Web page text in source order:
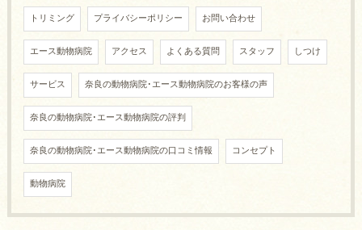
トリミング プライバシーポリシー お問い合わせ
エース動物病院 アクセス よくある質問 スタッフ しつけ
サービス 奈良の動物病院･エース動物病院のお客様の声
奈良の動物病院･エース動物病院の評判
奈良の動物病院･エース動物病院の口コミ情報 コンセプト
動物病院